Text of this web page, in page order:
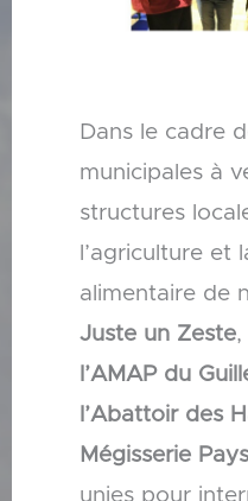
Dans le cadre
municipales à
structures
l’agriculture et
alimentaire de
Juste un Zeste,
l’AMAP du
l’Abattoir des
Mégisserie
unies pour